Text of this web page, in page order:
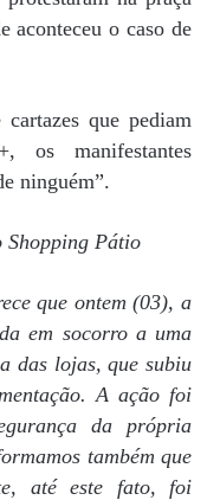
aconteceu o caso de
que pediam
os manifestantes
ninguém”.
Shopping Pátio
que ontem (03), a
em socorro a uma
das lojas, que subiu
A ação foi
da própria
também que
até este fato, foi